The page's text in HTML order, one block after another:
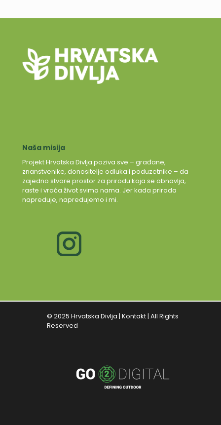
Naša misija
Projekt Hrvatska Divlja poziva sve – građane,
znanstvenike, donositelje odluka i poduzetnike – da
zajedno stvore prostor za prirodu koja se obnavlja,
raste i vraća život svima nama. Jer kada priroda
napreduje, napredujemo i mi.
© 2025 Hrvatska Divlja | Kontakt| All Rights
Reserved